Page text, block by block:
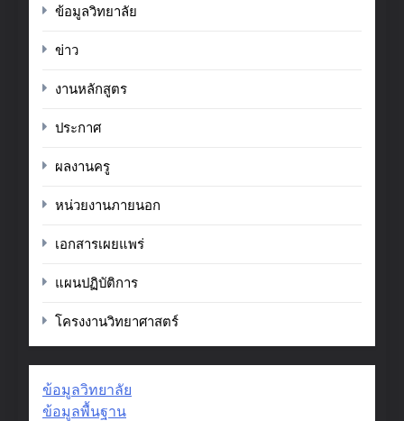
ข้อมูลวิทยาลัย
ข่าว
งานหลักสูตร
ประกาศ
ผลงานครู
หน่วยงานภายนอก
เอกสารเผยแพร่
แผนปฏิบัติการ
โครงงานวิทยาศาสตร์
ข้อมูลวิทยาลัย
ข้อมูลพื้นฐาน